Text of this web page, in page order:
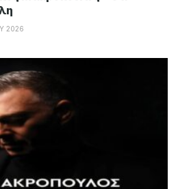
Βίσση – Όλο Πιο Πάνω
2026